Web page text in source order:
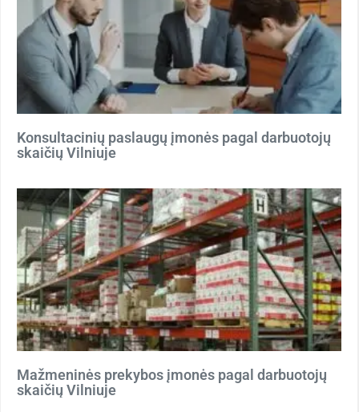
Konsultacinių paslaugų įmonės pagal darbuotojų
skaičių Vilniuje
Mažmeninės prekybos įmonės pagal darbuotojų
skaičių Vilniuje